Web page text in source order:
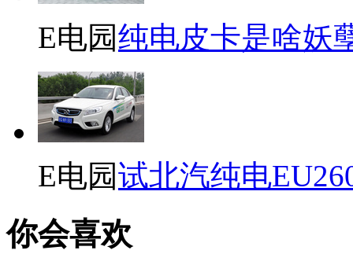
E电园纯电皮卡是啥妖
E电园试北汽纯电
你会喜欢